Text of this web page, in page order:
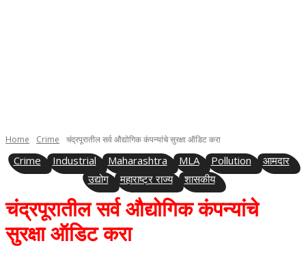
Home Crime चंद्रपूरातील सर्व औद्योगिक कंपन्यांचे सुरक्षा ऑडिट करा
Crime Industrial Maharashtra MLA Pollution
आमदार
उद्योग
महाराष्ट्र राज्य शासकीय
चंद्रपूरातील सर्व औद्योगिक कंपन्यांचे
सुरक्षा ऑडिट करा